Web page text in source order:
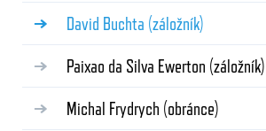
David Buchta (záložník)
Paixao da Silva Ewerton (záložník)
Michal Frydrych (obránce)